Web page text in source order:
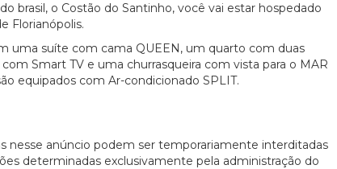
brasil, o Costão do Santinho, você vai estar hospedado
Florianópolis.
uma suíte com cama QUEEN, um quarto com duas
Smart TV e uma churrasqueira com vista para o MAR
equipados com Ar-condicionado SPLIT.
nesse anúncio podem ser temporariamente interditadas
determinadas exclusivamente pela administração do